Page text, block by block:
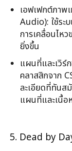
เอฟเฟกต์ภา
Audio): ใช้ระ
การเคลื่อนไห
ยิ่งขึ้น
แผนที่และเวิ
คลาสสิกจาก
ละเอียดที่ทันส
แผนที่และเนื้
5. Dead by